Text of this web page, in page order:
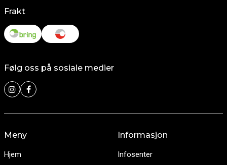
Frakt
Følg oss på sosiale medier
Meny
Hjem
Informasjon
Infosenter